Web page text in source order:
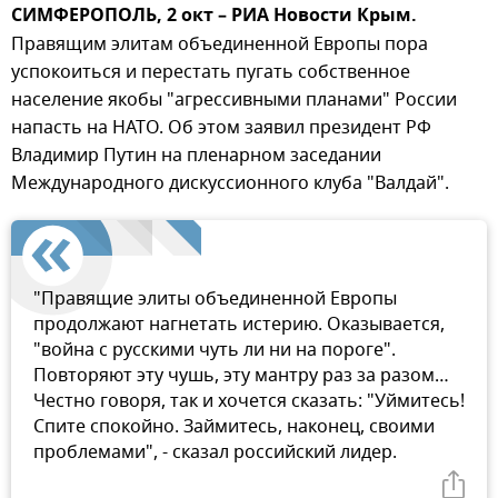
СИМФЕРОПОЛЬ, 2 окт – РИА Новости Крым.
Правящим элитам объединенной Европы пора
успокоиться и перестать пугать собственное
население якобы "агрессивными планами" России
напасть на НАТО. Об этом заявил президент РФ
Владимир Путин на пленарном заседании
Международного дискуссионного клуба "Валдай".
"Правящие элиты объединенной Европы
продолжают нагнетать истерию. Оказывается,
"война с русскими чуть ли ни на пороге".
Повторяют эту чушь, эту мантру раз за разом…
Честно говоря, так и хочется сказать: "Уймитесь!
Спите спокойно. Займитесь, наконец, своими
проблемами", - сказал российский лидер.